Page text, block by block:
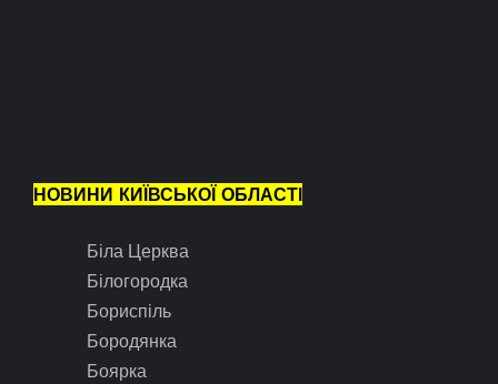
НОВИНИ КИЇВСЬКОЇ ОБЛАСТІ
Біла Церква
Білогородка
Бориспіль
Бородянка
Боярка